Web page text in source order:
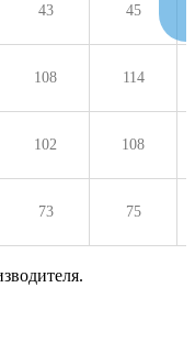
43 45
108 114
102 108
73 75